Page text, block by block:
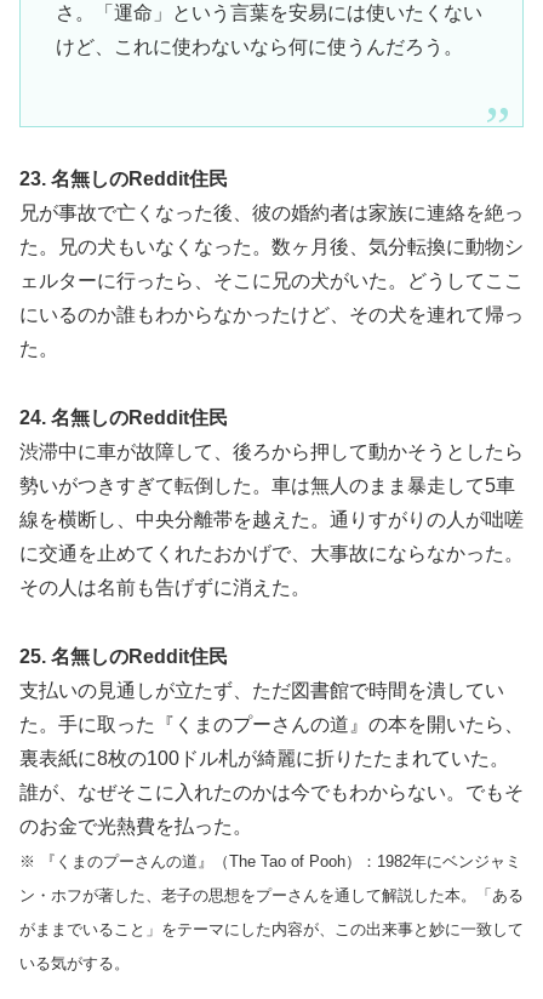
さ。「運命」という言葉を安易には使いたくない
けど、これに使わないなら何に使うんだろう。
23. 名無しのReddit住民
兄が事故で亡くなった後、彼の婚約者は家族に連絡を絶っ
た。兄の犬もいなくなった。数ヶ月後、気分転換に動物シ
ェルターに行ったら、そこに兄の犬がいた。どうしてここ
にいるのか誰もわからなかったけど、その犬を連れて帰っ
た。
24. 名無しのReddit住民
渋滞中に車が故障して、後ろから押して動かそうとしたら
勢いがつきすぎて転倒した。車は無人のまま暴走して5車
線を横断し、中央分離帯を越えた。通りすがりの人が咄嗟
に交通を止めてくれたおかげで、大事故にならなかった。
その人は名前も告げずに消えた。
25. 名無しのReddit住民
支払いの見通しが立たず、ただ図書館で時間を潰してい
た。手に取った『くまのプーさんの道』の本を開いたら、
裏表紙に8枚の100ドル札が綺麗に折りたたまれていた。
誰が、なぜそこに入れたのかは今でもわからない。でもそ
のお金で光熱費を払った。
※ 『くまのプーさんの道』（The Tao of Pooh）：1982年にベンジャミ
ン・ホフが著した、老子の思想をプーさんを通して解説した本。「ある
がままでいること」をテーマにした内容が、この出来事と妙に一致して
いる気がする。